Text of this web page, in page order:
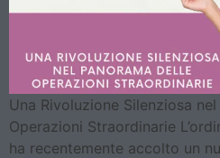
Una Rivoluzione Silenziosa
Operazioni Straordinarie
ha recentemente accolto un